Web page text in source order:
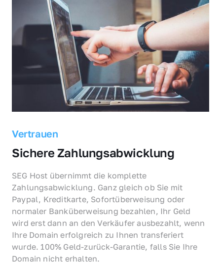
Vertrauen
Sichere Zahlungsabwicklung
SEG Host übernimmt die komplette
Zahlungsabwicklung. Ganz gleich ob Sie mit
Paypal, Kreditkarte, Sofortüberweisung oder
normaler Banküberweisung bezahlen, Ihr Geld
wird erst dann an den Verkäufer ausbezahlt, wenn
Ihre Domain erfolgreich zu Ihnen transferiert
wurde. 100% Geld-zurück-Garantie, falls Sie Ihre
Domain nicht erhalten.